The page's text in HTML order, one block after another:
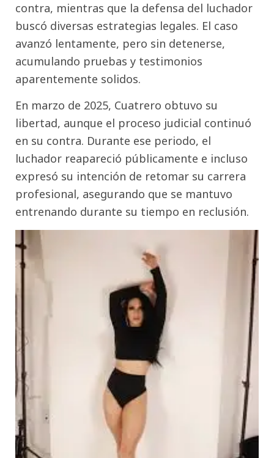
contra, mientras que la defensa del luchador
buscó diversas estrategias legales. El caso
avanzó lentamente, pero sin detenerse,
acumulando pruebas y testimonios
aparentemente solidos.
En marzo de 2025, Cuatrero obtuvo su
libertad, aunque el proceso judicial continuó
en su contra. Durante ese periodo, el
luchador reapareció públicamente e incluso
expresó su intención de retomar su carrera
profesional, asegurando que se mantuvo
entrenando durante su tiempo en reclusión.